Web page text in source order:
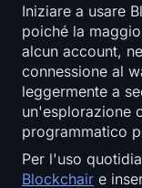
Iniziare a usare
poiché la
alcun account,
connessione al
leggermente a
un'esplorazione
programmatico
Per l'uso
Blockchair e